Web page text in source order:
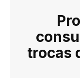
trocas